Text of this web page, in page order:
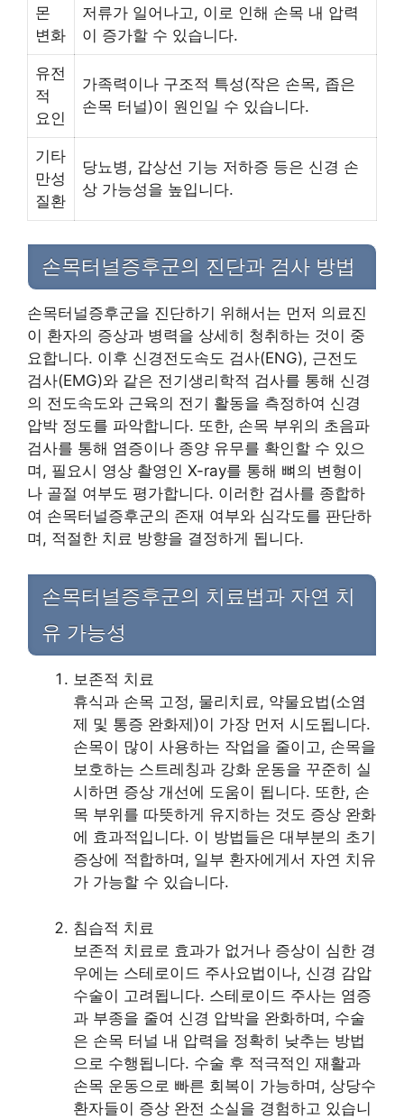
몬
변화
저류가 일어나고, 이로 인해 손목 내 압력
이 증가할 수 있습니다.
유전
적
요인
가족력이나 구조적 특성(작은 손목, 좁은
손목 터널)이 원인일 수 있습니다.
기타
만성
질환
당뇨병, 갑상선 기능 저하증 등은 신경 손
상 가능성을 높입니다.
손목터널증후군의 진단과 검사 방법
손목터널증후군을 진단하기 위해서는 먼저 의료진
이 환자의 증상과 병력을 상세히 청취하는 것이 중
요합니다. 이후 신경전도속도 검사(ENG), 근전도
검사(EMG)와 같은 전기생리학적 검사를 통해 신경
의 전도속도와 근육의 전기 활동을 측정하여 신경
압박 정도를 파악합니다. 또한, 손목 부위의 초음파
검사를 통해 염증이나 종양 유무를 확인할 수 있으
며, 필요시 영상 촬영인 X-ray를 통해 뼈의 변형이
나 골절 여부도 평가합니다. 이러한 검사를 종합하
여 손목터널증후군의 존재 여부와 심각도를 판단하
며, 적절한 치료 방향을 결정하게 됩니다.
손목터널증후군의 치료법과 자연 치
유 가능성
보존적 치료
휴식과 손목 고정, 물리치료, 약물요법(소염
제 및 통증 완화제)이 가장 먼저 시도됩니다.
손목이 많이 사용하는 작업을 줄이고, 손목을
보호하는 스트레칭과 강화 운동을 꾸준히 실
시하면 증상 개선에 도움이 됩니다. 또한, 손
목 부위를 따뜻하게 유지하는 것도 증상 완화
에 효과적입니다. 이 방법들은 대부분의 초기
증상에 적합하며, 일부 환자에게서 자연 치유
가 가능할 수 있습니다.
침습적 치료
보존적 치료로 효과가 없거나 증상이 심한 경
우에는 스테로이드 주사요법이나, 신경 감압
수술이 고려됩니다. 스테로이드 주사는 염증
과 부종을 줄여 신경 압박을 완화하며, 수술
은 손목 터널 내 압력을 정확히 낮추는 방법
으로 수행됩니다. 수술 후 적극적인 재활과
손목 운동으로 빠른 회복이 가능하며, 상당수
환자들이 증상 완전 소실을 경험하고 있습니